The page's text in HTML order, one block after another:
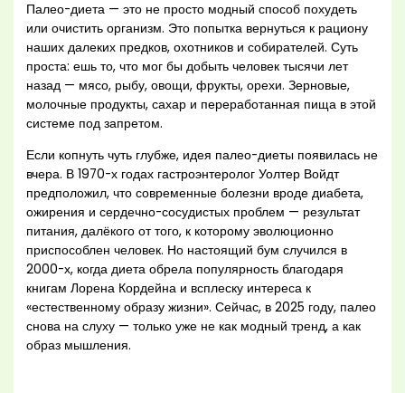
Палео-диета — это не просто модный способ похудеть
или очистить организм. Это попытка вернуться к рациону
наших далеких предков, охотников и собирателей. Суть
проста: ешь то, что мог бы добыть человек тысячи лет
назад — мясо, рыбу, овощи, фрукты, орехи. Зерновые,
молочные продукты, сахар и переработанная пища в этой
системе под запретом.
Если копнуть чуть глубже, идея палео-диеты появилась не
вчера. В 1970-х годах гастроэнтеролог Уолтер Войдт
предположил, что современные болезни вроде диабета,
ожирения и сердечно-сосудистых проблем — результат
питания, далёкого от того, к которому эволюционно
приспособлен человек. Но настоящий бум случился в
2000-х, когда диета обрела популярность благодаря
книгам Лорена Кордейна и всплеску интереса к
«естественному образу жизни». Сейчас, в 2025 году, палео
снова на слуху — только уже не как модный тренд, а как
образ мышления.